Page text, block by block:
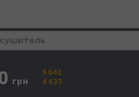
воздуха
грн
$642
€633